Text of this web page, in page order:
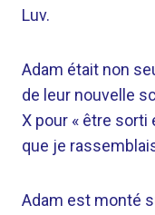
Luv.
Adam était non
de leur nouvelle
X pour « être
que je
Adam est monté